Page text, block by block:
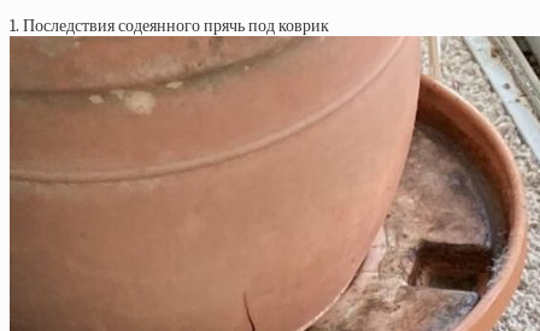
1. Последствия содеянного прячь под коврик